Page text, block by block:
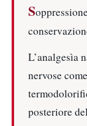
S
L’analgesìa
nervose
posteriore